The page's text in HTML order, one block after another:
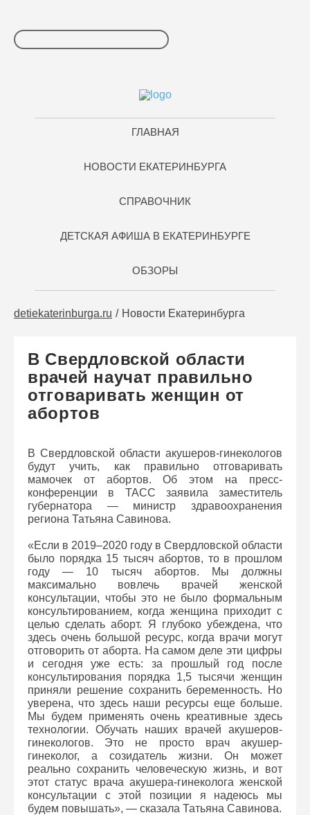
ГЛАВНАЯ
НОВОСТИ ЕКАТЕРИНБУРГА
СПРАВОЧНИК
ДЕТСКАЯ АФИША В ЕКАТЕРИНБУРГЕ
ОБЗОРЫ
detiekaterinburga.ru Новости Екатеринбурга
В Свердловской области
врачей научат правильно
отговаривать женщин от
абортов
В Свердловской области акушеров-гинекологов
будут учить, как правильно отговаривать
мамочек от абортов. Об этом на пресс-
конференции в ТАСС заявила заместитель
губернатора — министр здравоохранения
региона Татьяна Савинова.
«Если в 2019–2020 году в Свердловской области
было порядка 15 тысяч абортов, то в прошлом
году — 10 тысяч абортов. Мы должны
максимально вовлечь врачей женской
консультации, чтобы это не было формальным
консультированием, когда женщина приходит с
целью сделать аборт. Я глубоко убеждена, что
здесь очень большой ресурс, когда врачи могут
отговорить от аборта. На самом деле эти цифры
и сегодня уже есть: за прошлый год после
консультирования порядка 1,5 тысячи женщин
приняли решение сохранить беременность. Но
уверена, что здесь наши ресурсы еще больше.
Мы будем применять очень креативные здесь
технологии. Обучать наших врачей акушеров-
гинекологов. Это не просто врач акушер-
гинеколог, а созидатель жизни. Он может
реально сохранить человеческую жизнь, и вот
этот статус врача акушера-гинеколога женской
консультации с этой позиции я надеюсь мы
будем повышать», — сказала Татьяна Савинова.